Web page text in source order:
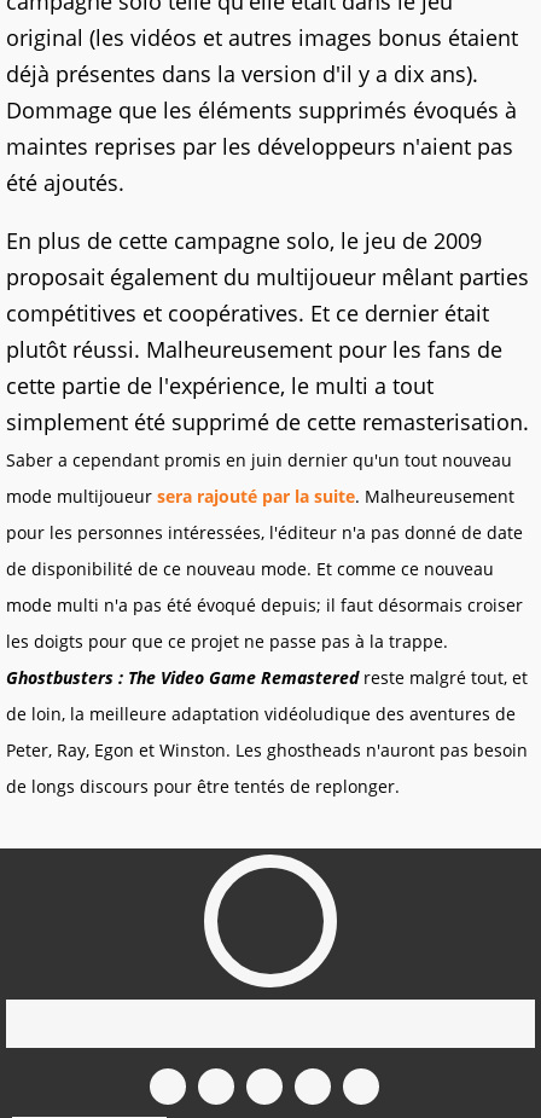
original (les vidéos et autres images bonus étaient
déjà présentes dans la version d'il y a dix ans).
Dommage que les éléments supprimés évoqués à
maintes reprises par les développeurs n'aient pas
été ajoutés.
En plus de cette campagne solo, le jeu de 2009
proposait également du multijoueur mêlant parties
compétitives et coopératives. Et ce dernier était
plutôt réussi. Malheureusement pour les fans de
cette partie de l'expérience, le multi a tout
simplement été supprimé de cette remasterisation.
Saber a cependant promis en juin dernier qu'un tout nouveau
mode multijoueur sera rajouté par la suite. Malheureusement
pour les personnes intéressées, l'éditeur n'a pas donné de date
de disponibilité de ce nouveau mode. Et comme ce nouveau
mode multi n'a pas été évoqué depuis; il faut désormais croiser
les doigts pour que ce projet ne passe pas à la trappe.
Ghostbusters : The Video Game Remasteredreste malgré tout, et
de loin, la meilleure adaptation vidéoludique des aventures de
Peter, Ray, Egon et Winston. Les ghostheads n'auront pas besoin
de longs discours pour être tentés de replonger.